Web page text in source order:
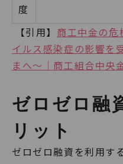
度
【引用】 商工中金の危
イルス感染症の影響を
まへ～｜商工組合中央
ゼロゼロ融
リット
ゼロゼロ融資を利用す